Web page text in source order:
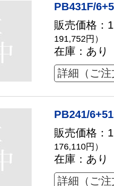
PB431F/
販売価格：
191,752円）
在庫：あり
詳細（ご
PB241/
販売価格：
176,110円）
在庫：あり
詳細（ご